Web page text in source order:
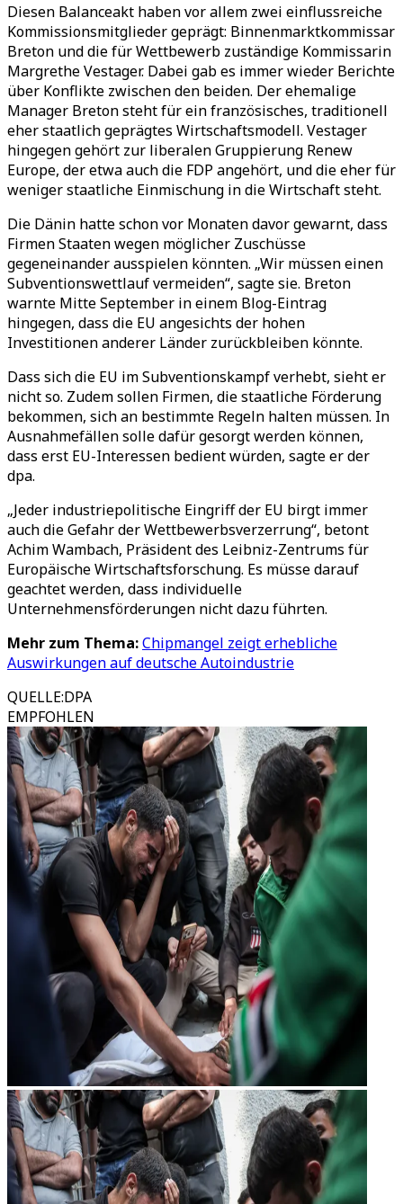
Diesen Balanceakt haben vor allem zwei einflussreiche
Kommissionsmitglieder geprägt: Binnenmarktkommissar
Breton und die für Wettbewerb zuständige Kommissarin
Margrethe Vestager. Dabei gab es immer wieder Berichte
über Konflikte zwischen den beiden. Der ehemalige
Manager Breton steht für ein französisches, traditionell
eher staatlich geprägtes Wirtschaftsmodell. Vestager
hingegen gehört zur liberalen Gruppierung Renew
Europe, der etwa auch die FDP angehört, und die eher für
weniger staatliche Einmischung in die Wirtschaft steht.
Die Dänin hatte schon vor Monaten davor gewarnt, dass
Firmen Staaten wegen möglicher Zuschüsse
gegeneinander ausspielen könnten. „Wir müssen einen
Subventionswettlauf vermeiden“, sagte sie. Breton
warnte Mitte September in einem Blog-Eintrag
hingegen, dass die EU angesichts der hohen
Investitionen anderer Länder zurückbleiben könnte.
Dass sich die EU im Subventionskampf verhebt, sieht er
nicht so. Zudem sollen Firmen, die staatliche Förderung
bekommen, sich an bestimmte Regeln halten müssen. In
Ausnahmefällen solle dafür gesorgt werden können,
dass erst EU-Interessen bedient würden, sagte er der
dpa.
„Jeder industriepolitische Eingriff der EU birgt immer
auch die Gefahr der Wettbewerbsverzerrung“, betont
Achim Wambach, Präsident des Leibniz-Zentrums für
Europäische Wirtschaftsforschung. Es müsse darauf
geachtet werden, dass individuelle
Unternehmensförderungen nicht dazu führten.
Mehr zum Thema:Chipmangel zeigt erhebliche
Auswirkungen auf deutsche Autoindustrie
QUELLE:DPA
EMPFOHLEN